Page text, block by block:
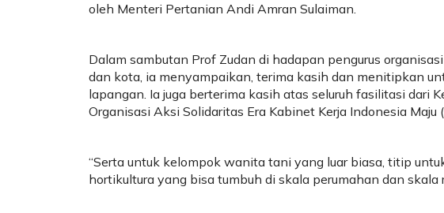
oleh Menteri Pertanian Andi Amran Sulaiman.
Dalam sambutan Prof Zudan di hadapan pengurus
dan kota, ia menyampaikan, terima kasih dan menitipkan
lapangan. Ia juga berterima kasih atas seluruh fasilitasi dari
Organisasi Aksi Solidaritas Era Kabinet Kerja Indonesia Maju
“Serta untuk kelompok wanita tani yang luar biasa, titip
hortikultura yang bisa tumbuh di skala perumahan dan skala